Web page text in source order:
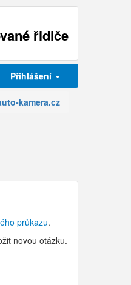
řidiče
Přihlášení
kamera.cz
průkazu.
novou otázku.